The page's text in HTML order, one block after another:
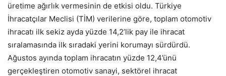
üretime ağırlık vermesinin de etkisi oldu. Türkiye
İhracatçılar Meclisi (TİM) verilerine göre, toplam otomotiv
ihracatı ilk sekiz ayda yüzde 14,2’lik pay ile ihracat
sıralamasında ilk sıradaki yerini korumayı sürdürdü.
Ağustos ayında toplam ihracatın yüzde 12,4’ünü
gerçekleştiren otomotiv sanayi, sektörel ihracat